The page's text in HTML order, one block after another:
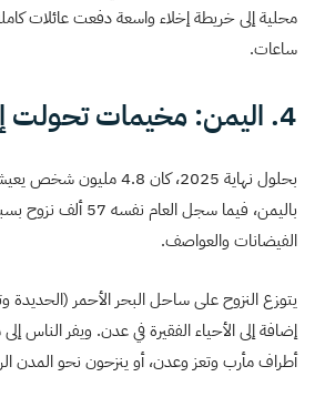
محلية إلى خريطة إخلاء واسعة دفعت عائلات
ساعات.
4. اليمن: مخيمات تحولت إلى إقامة طويلة
بحلول نهاية 2025، كان 4.8 مليون شخص يعيشون في
الفيضانات والعواصف.
يتوزع النزوح على ساحل البحر الأحمر (الحديدة
إضافة إلى الأحياء الفقيرة في عدن. ويفر الناس
أطراف مأرب وتعز وعدن، أو ينزحون نحو المدن